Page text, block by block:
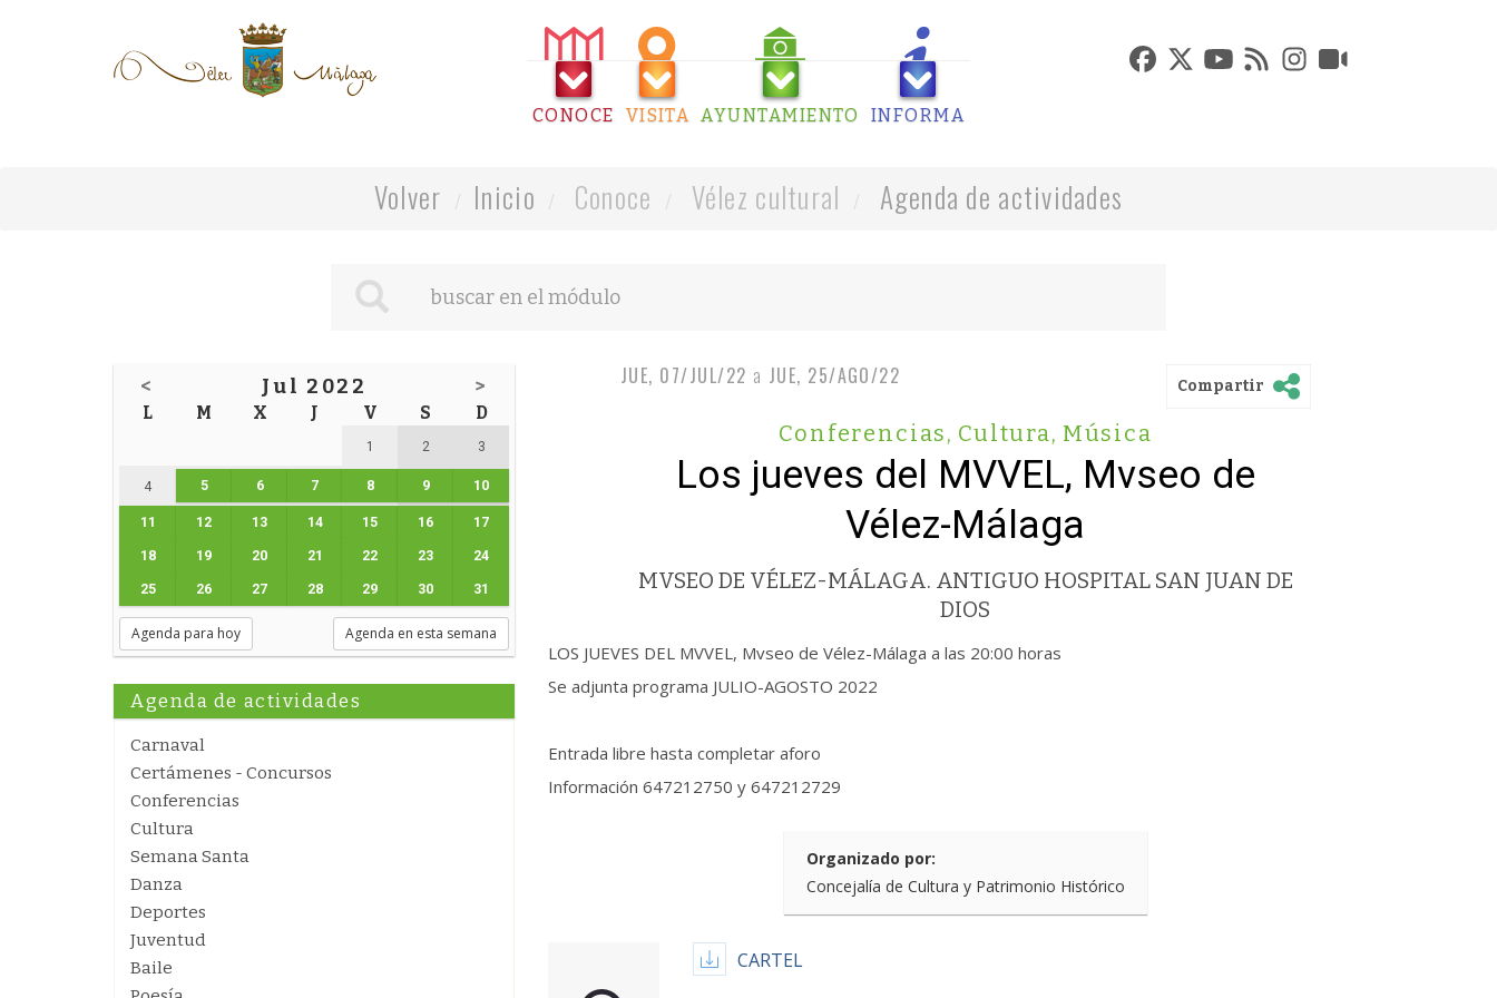
CONOCE VISITA AYUNTAMIENTO INFORMA
Volver Inicio Conoce Vélez cultural Agenda de actividades
< Jul 2022 >
L M X J V S D
1 2 3
4 5 6 7 8 9 10
11 12 13 14 15 16 17
18 19 20 21 22 23 24
25 26 27 28 29 30 31
Agenda para hoy Agenda en esta semana
Agenda de actividades
Carnaval
Certámenes - Concursos
Conferencias
Cultura
Semana Santa
Danza
Deportes
Juventud
Baile
JUE, 07/JUL/22 a JUE, 25/AGO/22 Compartir
Conferencias, Cultura, Música
Los jueves del MVVEL, Mvseo de
Vélez-Málaga
MVSEO DE VÉLEZ-MÁLAGA. ANTIGUO HOSPITAL SAN JUAN DE
DIOS
LOS JUEVES DEL MVVEL, Mvseo de Vélez-Málaga a las 20:00 horas
Se adjunta programa JULIO-AGOSTO 2022
Entrada libre hasta completar aforo
Información 647212750 y 647212729
Organizado por:
Concejalía de Cultura y Patrimonio Histórico
CARTEL